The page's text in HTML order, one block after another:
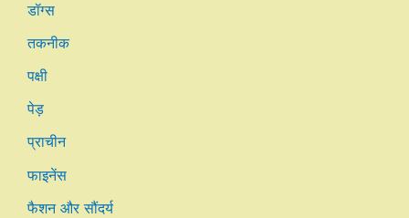
डॉग्स
तकनीक
पक्षी
पेड़
प्राचीन
फाइनेंस
फैशन और सौंदर्य